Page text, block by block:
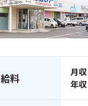
給料 月収
年収